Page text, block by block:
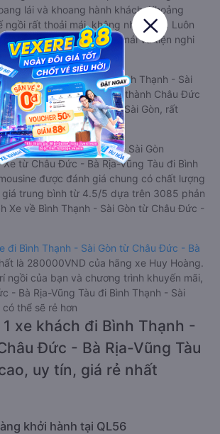
lái và khoang hành khách. Khoảng
ngồi rất thoải mái, không nhồi nhét. Luôn
cầu về sang trọng, thoải mái và tiện nghi
Đức - Bà Rịa-Vũng Tàu Bình Thạnh - Sài
tận nơi miễn phí tại nội thành Châu Đức
và nội thành Bình Thạnh - Sài Gòn, rất
Vũng Tàu Bình Thạnh - Sài Gòn
từ Châu Đức - Bà Rịa-Vũng Tàu đi Bình
được đánh giá chung có chất lượng
giá trung bình từ 4.5/5 dựa trên 3085 phản
Xe về Bình Thạnh - Sài Gòn từ Châu Đức -
đi Bình Thạnh - Sài Gòn từ Châu Đức - Bà
là 280000VND của hãng xe Huy Hoàng.
ngồi của bạn và chương trình khuyến mãi,
- Bà Rịa-Vũng Tàu đi Bình Thạnh - Sài
có thể sẽ rẻ hơn
1 xe khách đi Bình Thạnh -
Đức - Bà Rịa-Vũng Tàu
uy tín, giá rẻ nhất
khởi hành tại QL56